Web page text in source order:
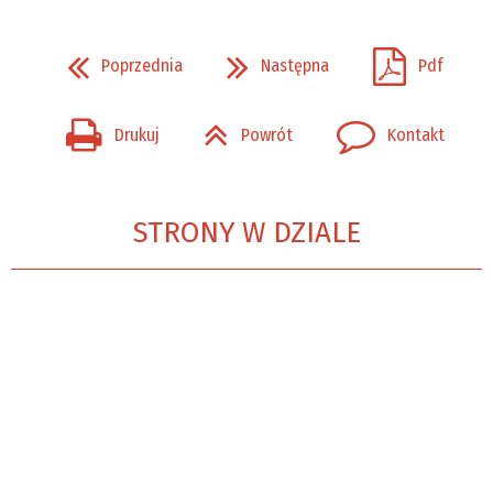
Poprzednia Następna Pdf
Drukuj Powrót Kontakt
STRONY W DZIALE